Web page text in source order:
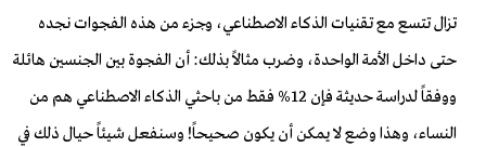
تزال تتسع مع تقنيات الذكاء الاصطناعي، وجزء من هذه الفجوات نجده
حتى داخل الأمة الواحدة، وضرب مثالاً بذلك: أن الفجوة بين الجنسين هائلة
ووفقاً لدراسة حديثة فإن 12% فقط من باحثي الذكاء الاصطناعي هم من
النساء، وهذا وضع لا يمكن أن يكون صحيحاً! وسنفعل شيئاً حيال ذلك في